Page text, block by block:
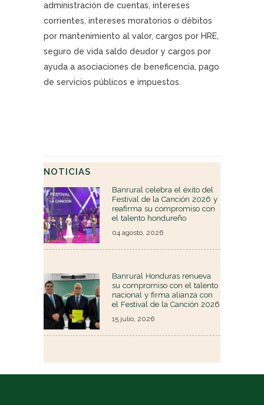
administración de cuentas, intereses
corrientes, intereses moratorios o débitos
por mantenimiento al valor, cargos por HRE,
seguro de vida saldo deudor y cargos por
ayuda a asociaciones de beneficencia, pago
de servicios públicos e impuestos.
NOTICIAS
Banrural celebra el éxito del
Festival de la Canción 2026 y
reafirma su compromiso con
el talento hondureño
04 agosto, 2026
Banrural Honduras renueva
su compromiso con el talento
nacional y firma alianza con
el Festival de la Canción 2026
15 julio, 2026